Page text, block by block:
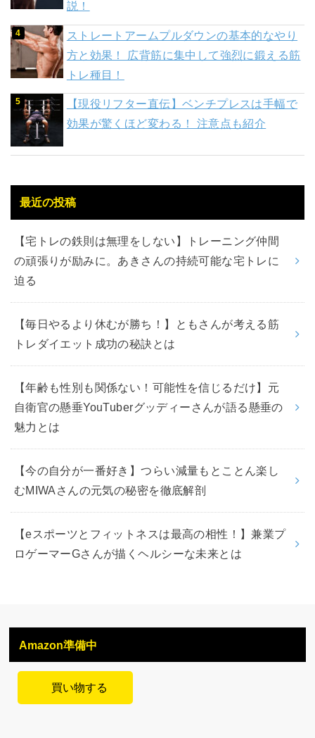
説！
ストレートアームプルダウンの基本的なやり
方と効果！ 広背筋に集中して強烈に鍛える筋
トレ種目！
【現役リフター直伝】ベンチプレスは手幅で
効果が驚くほど変わる！ 注意点も紹介
最近の投稿
【宅トレの鉄則は無理をしない】トレーニング仲間
の頑張りが励みに。あきさんの持続可能な宅トレに
迫る
【毎日やるより休むが勝ち！】ともさんが考える筋
トレダイエット成功の秘訣とは
【年齢も性別も関係ない！可能性を信じるだけ】元
自衛官の懸垂YouTuberグッディーさんが語る懸垂の
魅力とは
【今の自分が一番好き】つらい減量もとことん楽し
むMIWAさんの元気の秘密を徹底解剖
【eスポーツとフィットネスは最高の相性！】兼業プ
ロゲーマーGさんが描くヘルシーな未来とは
Amazon準備中
買い物する